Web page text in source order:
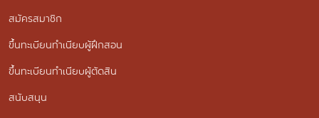
สมัครสมาชิก
ขึ้นทะเบียนทำเนียบผู้ฝึกสอน
ขึ้นทะเบียนทำเนียบผู้ตัดสิน
สนับสนุน